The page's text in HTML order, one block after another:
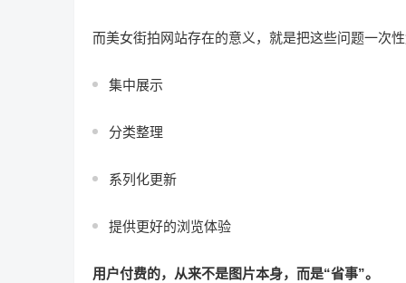
而美女街拍网站存在的意义，就是把这些问题一次
集中展示
分类整理
系列化更新
提供更好的浏览体验
用户付费的，从来不是图片本身，而是“省事”。